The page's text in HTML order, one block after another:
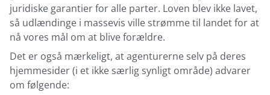
juridiske garantier for alle parter. Loven blev ikke lavet,
så udlændinge i massevis ville strømme til landet for at
nå vores mål om at blive forældre.
Det er også mærkeligt, at agenturerne selv på deres
hjemmesider (i et ikke særlig synligt område) advarer
om følgende: